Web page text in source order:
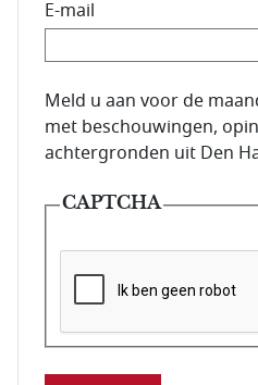
E-mail
E-mailadres van de
Meld u aan voor de
met beschouwingen,
achtergronden uit Den
CAPTCHA
Deze vraag is om te